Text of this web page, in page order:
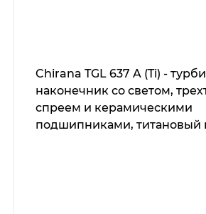
Chirana TGL 637 A (Ti) -
наконечник со светом,
спреем и керамическими
подшипниками, титановый